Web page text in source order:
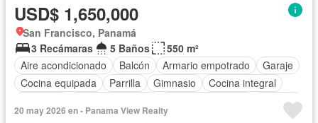
USD$ 1,650,000
San Francisco, Panamá
3 Recámaras
5 Baños
550 m²
Aire acondicionado
Balcón Armario empotrado
Garaje
Cocina equipada
Parrilla Gimnasio
Cocina integral
Piscina
20 may 2026 en - Panama View Realty